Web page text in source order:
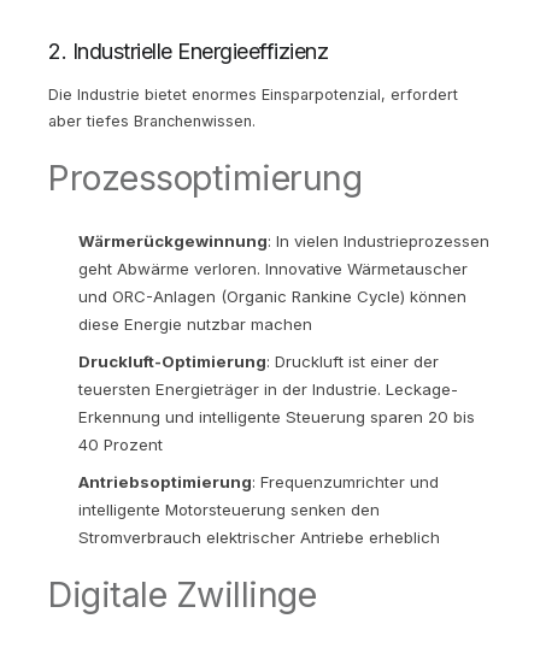
2. Industrielle Energieeffizienz
Die Industrie bietet enormes Einsparpotenzial, erfordert
aber tiefes Branchenwissen.
Prozessoptimierung
Wärmerückgewinnung: In vielen Industrieprozessen
geht Abwärme verloren. Innovative Wärmetauscher
und ORC-Anlagen (Organic Rankine Cycle) können
diese Energie nutzbar machen
Druckluft-Optimierung: Druckluft ist einer der
teuersten Energieträger in der Industrie. Leckage-
Erkennung und intelligente Steuerung sparen 20 bis
40 Prozent
Antriebsoptimierung: Frequenzumrichter und
intelligente Motorsteuerung senken den
Stromverbrauch elektrischer Antriebe erheblich
Digitale Zwillinge